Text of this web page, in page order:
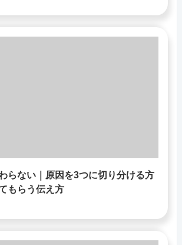
らない｜原因を3つに切り分ける方
もらう伝え方